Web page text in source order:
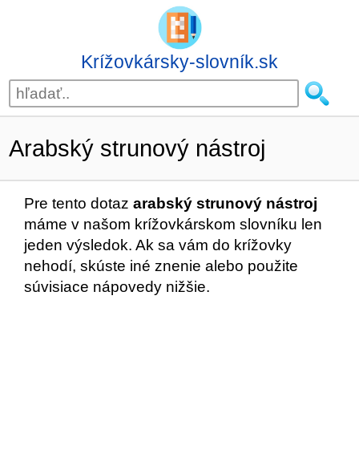
Krížovkársky-slovník.sk
Arabský strunový nástroj
Pre tento dotaz arabský strunový nástroj
máme v našom krížovkárskom slovníku len
jeden výsledok. Ak sa vám do krížovky
nehodí, skúste iné znenie alebo použite
súvisiace nápovedy nižšie.